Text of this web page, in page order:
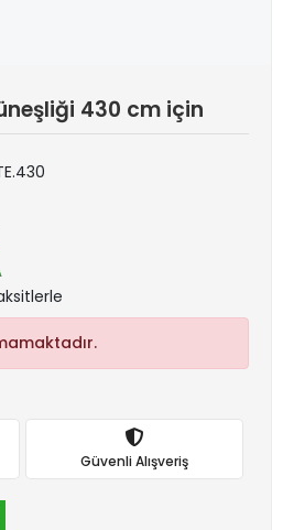
430 cm için
Güvenli Alışveriş